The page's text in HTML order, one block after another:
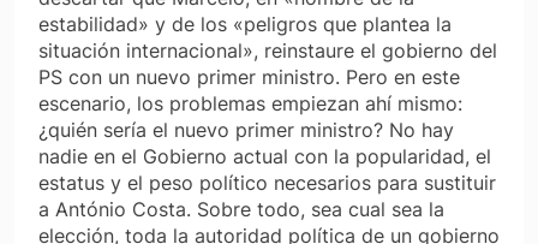
estabilidad» y de los «peligros que plantea la
situación internacional», reinstaure el gobierno del
PS con un nuevo primer ministro. Pero en este
escenario, los problemas empiezan ahí mismo:
¿quién sería el nuevo primer ministro? No hay
nadie en el Gobierno actual con la popularidad, el
estatus y el peso político necesarios para sustituir
a António Costa. Sobre todo, sea cual sea la
elección, toda la autoridad política de un gobierno